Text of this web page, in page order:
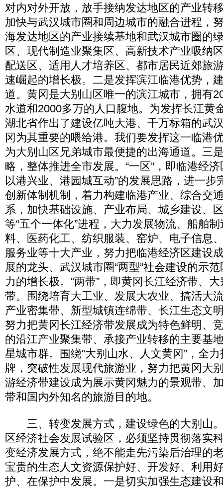
对内对外开放，放手接纳发达地区的产业转
加快与武汉城市圈和周边城市的融合进程，
海发达地区的产业接续基地和武汉城市圈的
区、现代制造业聚集区、高新技术产业吸纳
配送区、适用人才培养区、都市居民近郊旅
速崛起的增长极。二是发挥滨江临港优势，
道。黄冈是大别山区唯一的滨江城市，拥有
水道和2000多万的人口腹地。为发挥长江黄
湖北省作出了建设亿吨大港、千万标箱的武
冈为其重要的喂给港。我们要发挥这一临港
为大别山区兄弟城市最便捷的出海通道。三
略，整体推进全市发展。“一区”，即临港经
以港兴业、港园城互动”的发展思路，进一步
创新体制机制，着力构建临港产业、综合交
系，加快基础设施、产业布局、城乡建设、
等“五个一体化”进程，大力发展物流、船舶
料、医药化工、纺织服装、窑炉、电子信息
服务业等十大产业，努力把临港经济区建设
展的龙头、武汉城市圈“两型”社会建设的示
力的增长极。“两带”，即黄冈长江经济带、
带。围绕培育大工业、发展大农业、搞活大
产业密集带、新型城镇连绵带、长江生态文
努力把黄冈长江经济带发展成为特色鲜明、
的沿江产业聚集带、承接产业转移的主要基
星城市群。围绕“大别山水、人文黄冈”，全
牌，突破性发展现代旅游业，努力把黄冈大
游经济带建设成为展示黄冈魅力的景观带、
带和国内外知名的旅游目的地。
三、转变发展方式，建设绿色的大别山
区经济社会发展试验区，必须坚持贯彻落实
变经济发展方式，绝不能走先污染后治理的
宝贵的生态人文资源保护好、开发好、利用
护、在保护中发展。一是切实加强生态建设